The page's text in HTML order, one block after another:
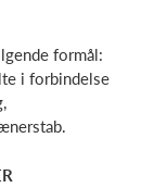
formål:
i forbindelse